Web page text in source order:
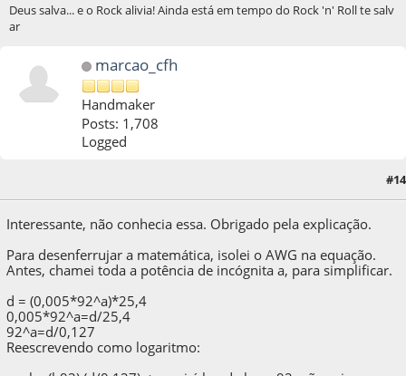
Deus salva... e o Rock alivia! Ainda está em tempo do Rock 'n' Roll te salv
ar
marcao_cfh
Handmaker
Posts: 1,708
Logged
#14
Interessante, não conhecia essa. Obrigado pela explicação.
Para desenferrujar a matemática, isolei o AWG na equação.
Antes, chamei toda a potência de incógnita a, para simplificar.
d = (0,005*92^a)*25,4
0,005*92^a=d/25,4
92^a=d/0,127
Reescrevendo como logaritmo: